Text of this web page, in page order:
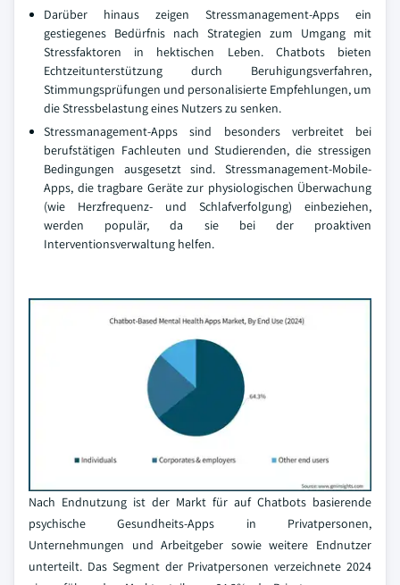
Darüber hinaus zeigen Stressmanagement-Apps ein
gestiegenes Bedürfnis nach Strategien zum Umgang mit
Stressfaktoren in hektischen Leben. Chatbots bieten
Echtzeitunterstützung durch Beruhigungsverfahren,
Stimmungsprüfungen und personalisierte Empfehlungen, um
die Stressbelastung eines Nutzers zu senken.
Stressmanagement-Apps sind besonders verbreitet bei
berufstätigen Fachleuten und Studierenden, die stressigen
Bedingungen ausgesetzt sind. Stressmanagement-Mobile-
Apps, die tragbare Geräte zur physiologischen Überwachung
(wie Herzfrequenz- und Schlafverfolgung) einbeziehen,
werden populär, da sie bei der proaktiven
Interventionsverwaltung helfen.
Nach Endnutzung ist der Markt für auf Chatbots basierende
psychische Gesundheits-Apps in Privatpersonen,
Unternehmungen und Arbeitgeber sowie weitere Endnutzer
unterteilt. Das Segment der Privatpersonen verzeichnete 2024